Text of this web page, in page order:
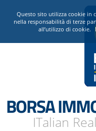
BORSA
ITalian
PRESENTAZIONE
OPERATORI ACCREDITATI
Questo sito utilizza cookie in
nella responsabilità di terze
all’utilizzo di cookie.